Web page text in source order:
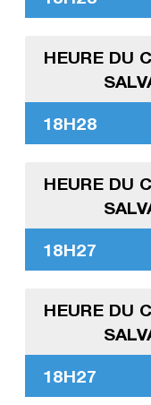
HEURE DU
18H28
HEURE DU
18H27
HEURE DU
18H27